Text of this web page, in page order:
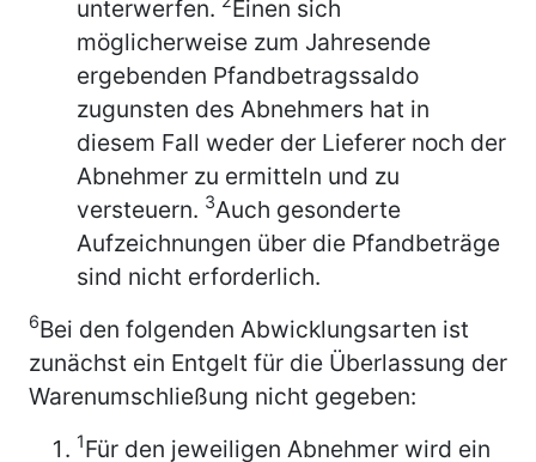
unterwerfen.
Einen sich
möglicherweise zum Jahresende
ergebenden Pfandbetragssaldo
zugunsten des Abnehmers hat in
diesem Fall weder der Lieferer noch der
Abnehmer zu ermitteln und zu
versteuern. 3Auch gesonderte
Aufzeichnungen über die Pfandbeträge
sind nicht erforderlich.
6Bei den folgenden Abwicklungsarten ist
zunächst ein Entgelt für die Überlassung der
Warenumschließung nicht gegeben:
1Für den jeweiligen Abnehmer wird ein